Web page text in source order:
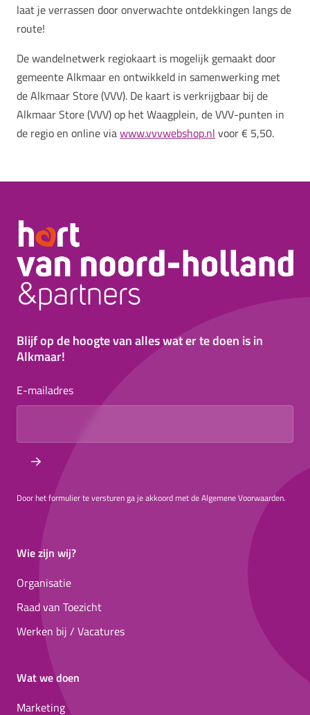
laat je verrassen door onverwachte ontdekkingen langs de
route!
De wandelnetwerk regiokaart is mogelijk gemaakt door
gemeente Alkmaar en ontwikkeld in samenwerking met
de Alkmaar Store (VVV). De kaart is verkrijgbaar bij de
Alkmaar Store (VVV) op het Waagplein, de VVV-punten in
de regio en online viawww.vvvwebshop.nl voor € 5,50.
Blijf op de hoogte van alles wat er te doen is in
Alkmaar!
E-mailadres
Door het formulier te versturen ga je akkoord met de Algemene Voorwaarden.
Wie zijn wij?
Organisatie
Raad van Toezicht
Werken bij / Vacatures
Wat we doen
Marketing